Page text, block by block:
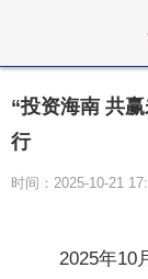
“投资海南 共
行
时间：2025-10-21
2025年10